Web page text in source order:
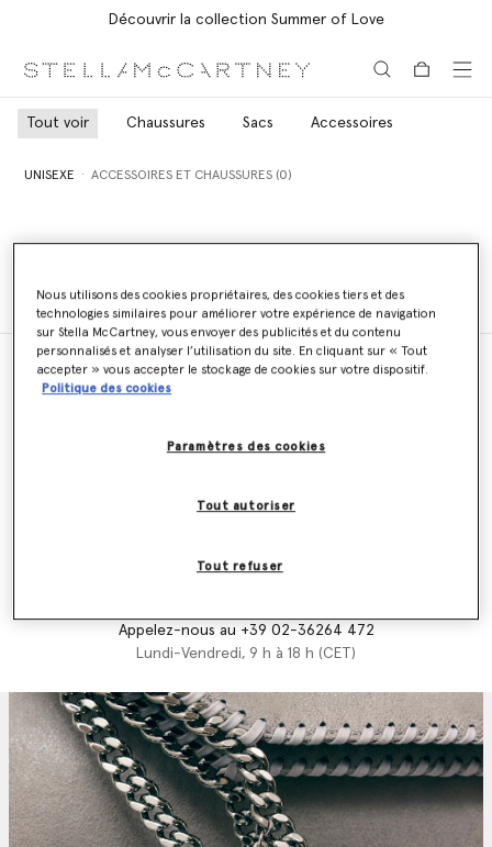
Découvrir la collection Summer of Love
Tout voir Chaussures Sacs Accessoires
UNISEXE ACCESSOIRES ET CHAUSSURES (0)
Trouver un magasin
Appelez-nous au +39 02-36264 472
Lundi-Vendredi, 9 h à 18 h (CET)
Nous utilisons des cookies propriétaires, des cookies tiers et des
technologies similaires pour améliorer votre expérience de navigation
sur Stella McCartney, vous envoyer des publicités et du contenu
personnalisés et analyser l’utilisation du site. En cliquant sur « Tout
accepter » vous accepter le stockage de cookies sur votre dispositif.
Politique des cookies
Paramètres des cookies
Tout refuser
Tout autoriser